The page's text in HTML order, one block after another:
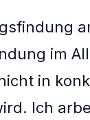
im
in
Ich